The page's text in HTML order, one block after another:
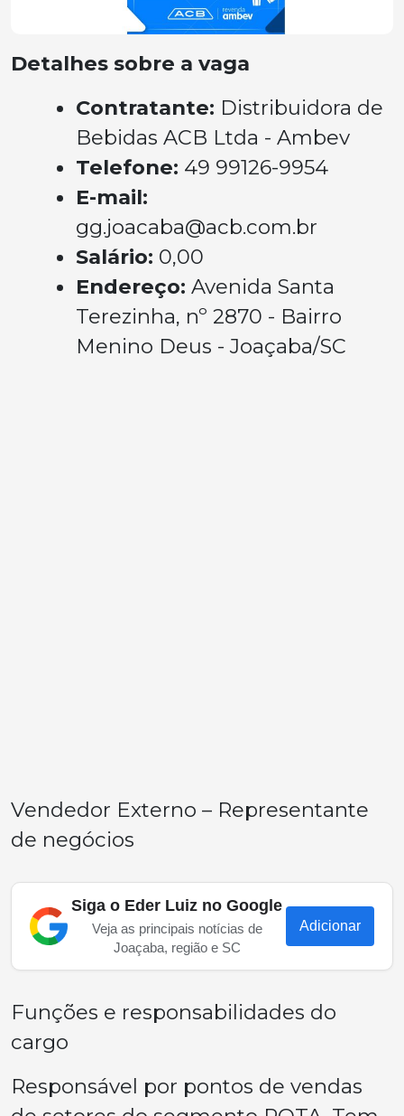
Detalhes sobre a vaga
Contratante: Distribuidora de
Bebidas ACB Ltda - Ambev
Telefone: 49 99126-9954
E-mail:
gg.joacaba@acb.com.br
Salário: 0,00
Endereço: Avenida Santa
Terezinha, nº 2870 - Bairro
Menino Deus - Joaçaba/SC
Vendedor Externo – Representante
de negócios
Siga o Eder Luiz no Google
Veja as principais notícias de
Joaçaba, região e SC
Adicionar
Funções e responsabilidades do
cargo
Responsável por pontos de vendas